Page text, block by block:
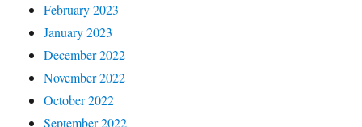
February 2023
January 2023
December 2022
November 2022
October 2022
September 2022